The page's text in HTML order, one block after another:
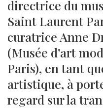
directrice du
Saint Laurent
curatrice Anne
(Musée d’art
Paris), en tant
artistique, à
regard sur la